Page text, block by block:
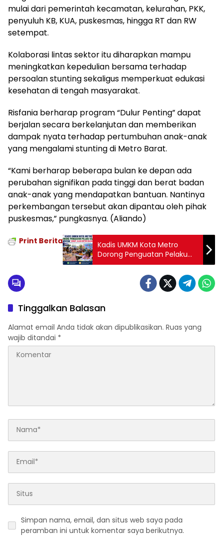
mulai dari pemerintah kecamatan, kelurahan, PKK,
penyuluh KB, KUA, puskesmas, hingga RT dan RW
setempat.
Kolaborasi lintas sektor itu diharapkan mampu
meningkatkan kepedulian bersama terhadap
persoalan stunting sekaligus memperkuat edukasi
kesehatan di tengah masyarakat.
Risfania berharap program “Dulur Penting” dapat
berjalan secara berkelanjutan dan memberikan
dampak nyata terhadap pertumbuhan anak-anak
yang mengalami stunting di Metro Barat.
“Kami berharap beberapa bulan ke depan ada
perubahan signifikan pada tinggi dan berat badan
anak-anak yang mendapatkan bantuan. Nantinya
perkembangan tersebut akan dipantau oleh pihak
puskesmas,” pungkasnya. (Aliando)
Print Berita
Kadis UMKM Kota Metro
Dorong Penguatan Pelaku
Usaha Lewat “Jumat Jajan
Metro Bahagia”
Tinggalkan Balasan
Alamat email Anda tidak akan dipublikasikan. Ruas yang
wajib ditandai *
Simpan nama, email, dan situs web saya pada
peramban ini untuk komentar saya berikutnya.